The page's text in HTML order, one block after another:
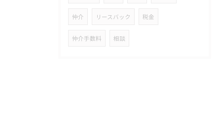
仲介 リースバック 税金
仲介手数料 相談